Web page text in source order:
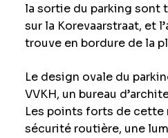
la sortie du parking sont
sur la Korevaarstraat, et
trouve en bordure de la
Le design ovale du
VVKH, un bureau
Les points forts de cette
sécurité routière, une